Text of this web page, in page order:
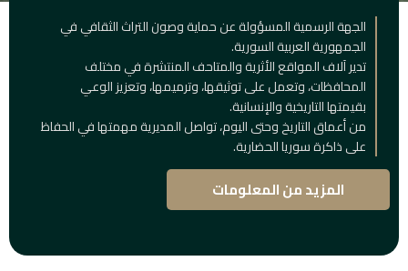
الجهة الرسمية المسؤولة عن حماية وصون التراث الثقافي في
الجمهورية العربية السورية.
تدير آلاف المواقع الأثرية والمتاحف المنتشرة في مختلف
المحافظات، وتعمل على توثيقها، وترميمها، وتعزيز الوعي
بقيمتها التاريخية والإنسانية.
من أعماق التاريخ وحتى اليوم، تواصل المديرية مهمتها في الحفاظ
على ذاكرة سوريا الحضارية.
المزيد من المعلومات